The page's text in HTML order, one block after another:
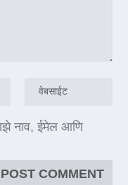
नाव, ईमेल आणि